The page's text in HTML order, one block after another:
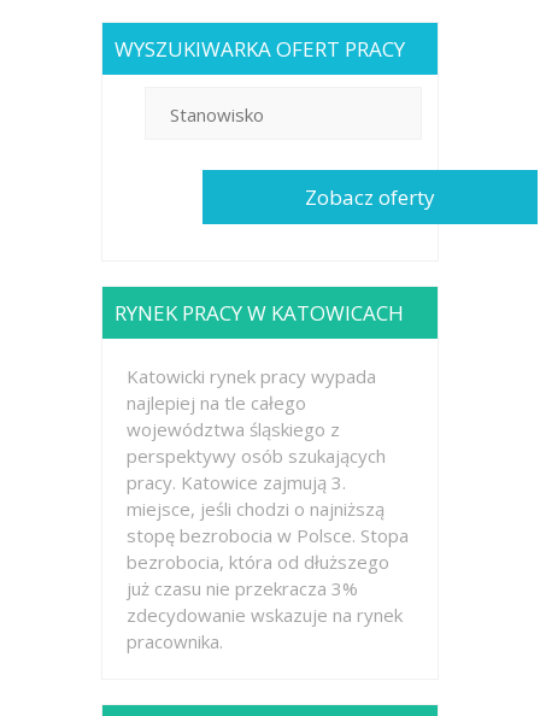
WYSZUKIWARKA OFERT PRACY
RYNEK PRACY W KATOWICACH
Katowicki rynek pracy wypada
najlepiej na tle całego
województwa śląskiego z
perspektywy osób szukających
pracy. Katowice zajmują 3.
miejsce, jeśli chodzi o najniższą
stopę bezrobocia w Polsce. Stopa
bezrobocia, która od dłuższego
już czasu nie przekracza 3%
zdecydowanie wskazuje na rynek
pracownika.